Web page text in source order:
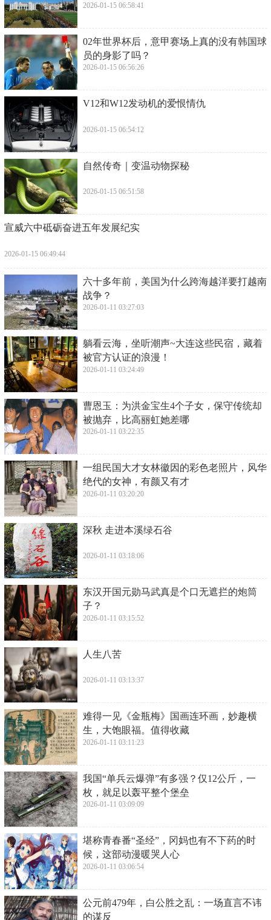
2026-01-15 06:58:41
​02年世界杯后，意甲赛场上真的没有韩国球
员的身影了吗？
2026-01-15 06:56:26
​V12和W12发动机的爱恨情仇
2026-01-15 06:54:12
​自然传奇｜变温动物探秘
2026-01-15 06:51:58
​宣威六中砥砺奋进五年发展纪实
2026-01-15 06:49:44
​六十多年前，美国为什么跨海越洋要打越南
战争？
2026-01-11 03:27:03
​躺看云海，坐听潮声~大连这些民宿，藏着
被官方认证的浪漫！
2026-01-11 03:24:49
​曹恩玉：为洪金宝生4个子女，保守传统却
被抛弃，比高丽虹她差哪
2026-01-11 03:22:35
​一组民国大才女林徽因的彩色老照片，风华
绝代的女神，有颜又有才
2026-01-11 03:20:20
​深秋 走进本溪绿石谷
2026-01-11 03:18:06
​东汉开国元勋马武真是个口无遮拦的炮筒
子？
2026-01-11 03:15:52
​人生八苦
2026-01-11 03:13:37
​难得一见《金瓶梅》国画连环画，妙趣横
生，大饱眼福。值得收藏
2026-01-11 03:11:23
​我国“单兵云爆弹”有多强？仅12公斤，一
枚，就足以轰平整个堡垒
2026-01-11 03:09:09
​堪称青春番“圣经”，冈妈也有不下药的时
候，这部动漫暖哭人心
2026-01-11 03:06:54
​公元前479年，白公胜之乱：一场直言不讳
的谋反